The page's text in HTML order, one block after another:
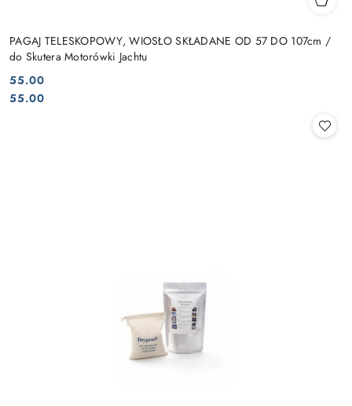
PAGAJ TELESKOPOWY, WIOSŁO SKŁADANE OD 57 DO 107cm /
do Skutera Motorówki Jachtu
Cena:
55.00
Cena:
55.00